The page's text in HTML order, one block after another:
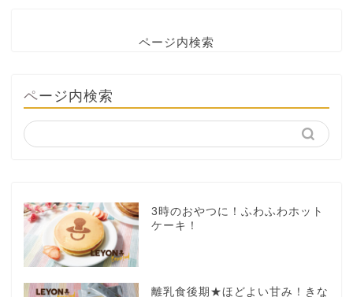
ページ内検索
ページ内検索
3時のおやつに！ふわふわホット
ケーキ！
離乳食後期★ほどよい甘み！きな